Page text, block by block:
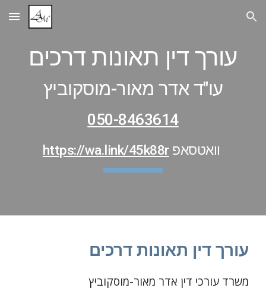
Skip to main content Skip to navigation
עורך דין תאונות דרכים
עו"ד אדר מאור-מוסקוביץ
050-8463614
https://wa.link/45k88r
עורך דין תאונות דרכים
משרד עורכי דין אדר מאור-מוסקוביץ